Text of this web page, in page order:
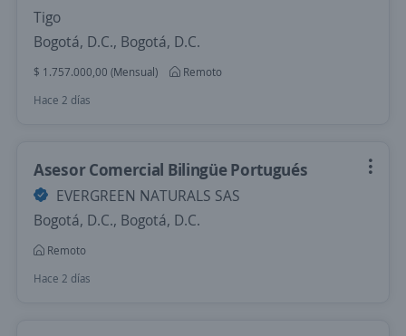
Tigo
Bogotá, D.C., Bogotá, D.C.
$ 1.757.000,00 (Mensual)
Remoto
Hace 2 días
Asesor Comercial Bilingüe Portugués
EVERGREEN NATURALS SAS
Bogotá, D.C., Bogotá, D.C.
Remoto
Hace 2 días